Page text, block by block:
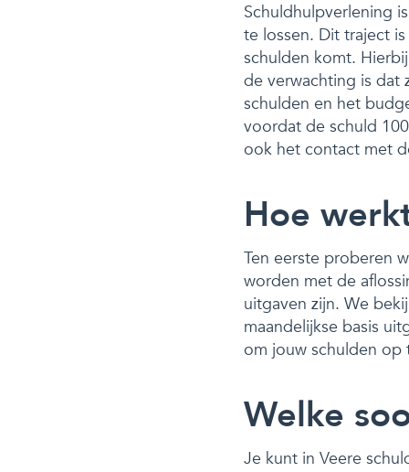
Schuldhulpverlening
te lossen. Dit traject
schulden komt.
de verwachting is dat
schulden en het
voordat de schuld
ook het contact met
Hoe
Ten eerste proberen
worden met de
uitgaven zijn. We
maandelijkse basis
om jouw schulden op
Welke
Je kunt in Veere